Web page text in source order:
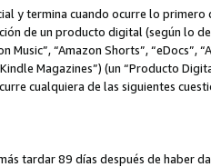
y termina cuando ocurre lo primero
de un producto digital (según lo
“Amazon Shorts”, “eDocs”,
Magazines”) (un “Producto
cualquiera de las siguientes
tardar 89 días después de haber